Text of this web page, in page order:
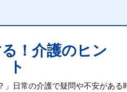
！介護のヒン
ト
」日常の介護で疑問や不安がある